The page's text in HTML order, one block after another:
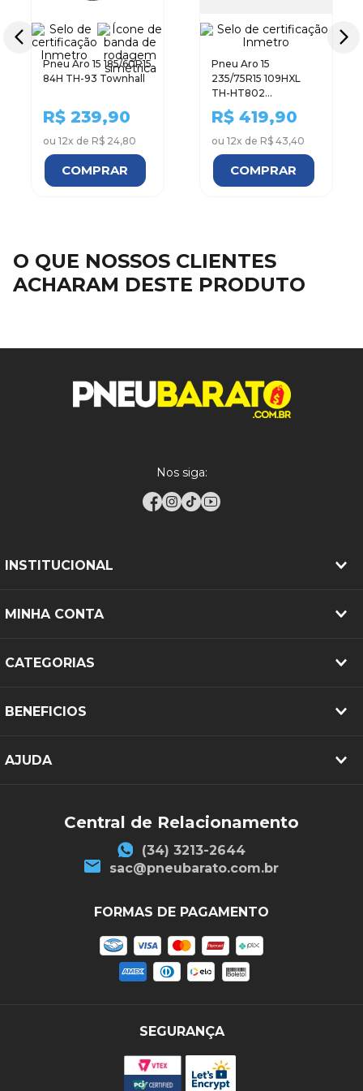
Pneu Aro 15 185/60R15
84H TH-93 Townhall
R$ 239,90
ou 12x de R$ 24,80
COMPRAR
Pneu Aro 15
235/75R15 109HXL
TH-HT802
TOWNHALL
R$ 419,90
ou 12x de R$ 43,40
COMPRAR
O QUE NOSSOS CLIENTES
ACHARAM DESTE PRODUTO
Nos siga:
INSTITUCIONAL
MINHA CONTA
CATEGORIAS
BENEFICIOS
AJUDA
Central de Relacionamento
(34) 3213-2644
sac@pneubarato.com.br
FORMAS DE PAGAMENTO
SEGURANÇA